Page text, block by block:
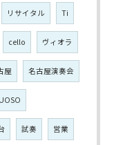
リサイタル Ti
cello ヴィオラ
屋 名古屋演奏会
試奏 営業